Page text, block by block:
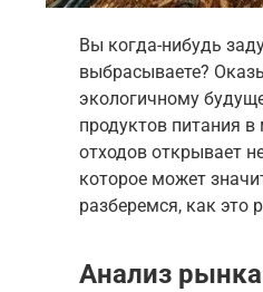
Вы когда-нибудь
выбрасываете?
экологичному
продуктов питания
отходов открывает
которое может
разберемся, как это
Анализ